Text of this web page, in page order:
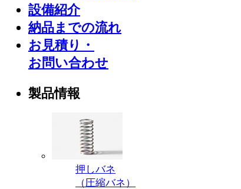
設備紹介
納品までの流れ
お見積り・
お問い合わせ
製品情報
押しバネ
（圧縮バネ）